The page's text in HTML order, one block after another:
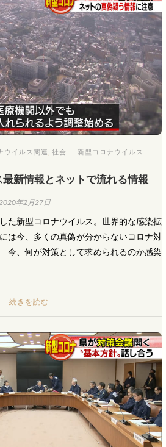
ウイルス関連 ,社会 新型コロナウイルス
新情報とネットで流れる情報
年2月27日
た新型コロナウイルス。世界的な感染拡
は今、多くの真偽が分からないコロナ対
、何が対策として求められるのか感染
続きを読む